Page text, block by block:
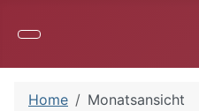
Home Monatsansicht